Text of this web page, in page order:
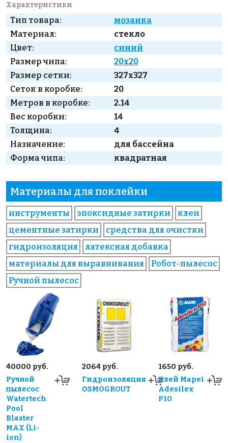
Характеристики
Тип товара:
мозаика
Материал:
стекло
Цвет:
синий
Размер чипа:
20x20
Размер сетки:
327x327
Сеток в коробке:
20
Метров в коробке:
2.14
Вес коробки:
14
Толщина:
4
Назначение:
для бассейна
Форма чипа:
квадратная
Материалы для поклейки
инструменты эпоксидные затирки
клеи
цементные затирки
средства для очистки
гидроизоляция
латексная добавка
материалы для выравнивания
Робот-пылесос
Ручной пылесос
40000 руб.
Ручной
пылесос
Watertech
Pool
Blaster
MAX (Li-
ion)
2064 руб.
Гидроизоляция
OSMOGROUT
1650 руб.
Клей Mapei
Adesilex
P10